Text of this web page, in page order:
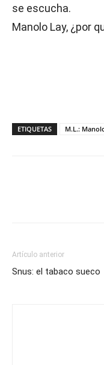
se escucha.
Manolo Lay, ¿por
ETIQUETAS M.L.:
Artículo anterior
Snus: el tabaco sueco